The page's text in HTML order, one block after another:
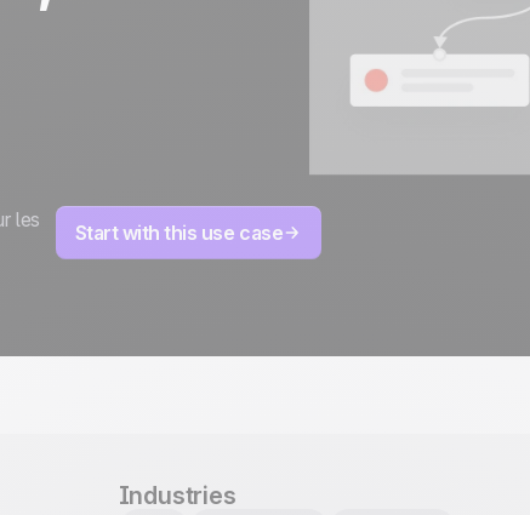
100% développé
hébergé en
les
Start with this use case
Industries